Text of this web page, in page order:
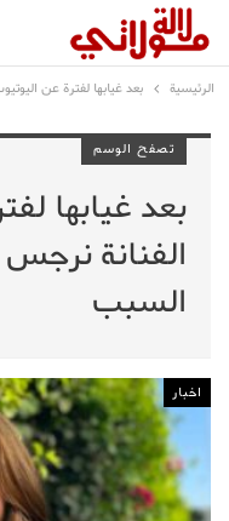
الرئيسية بعد غيابها لفترة عن
تصفح الوسم
بعد غيابها
الفنانة
السبب
اخبار